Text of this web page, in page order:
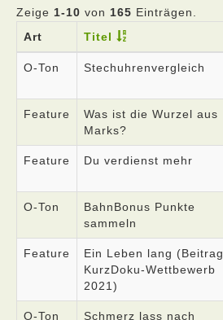
Zeige 1-10 von 165 Einträgen.
Art
Titel
O-Ton Stechuhrenvergleich
Feature
Was ist die Wurzel aus
Marks?
Feature Du verdienst mehr
O-Ton
BahnBonus Punkte
sammeln
Feature
Ein Leben lang (Beitrag
KurzDoku-Wettbewerb
2021)
O-Ton Schmerz lass nach